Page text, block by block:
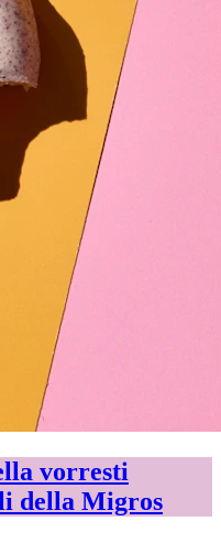
vorresti
della Migros